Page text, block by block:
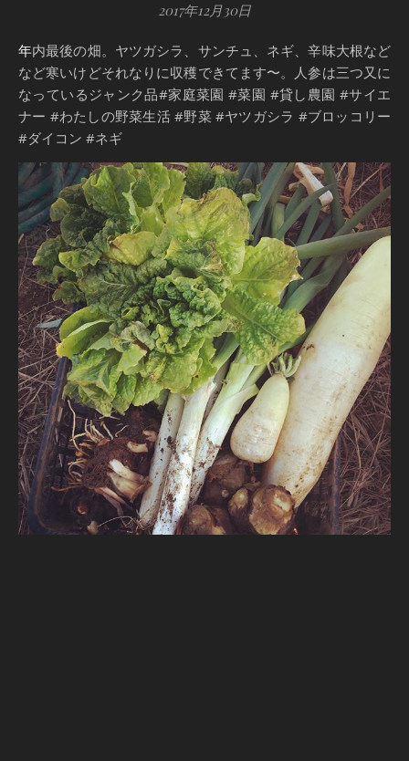
2017年12月30日
年内最後の畑。ヤツガシラ、サンチュ、ネギ、辛味大根など
など寒いけどそれなりに収穫できてます〜。人参は三つ又に
なっているジャンク品#家庭菜園 #菜園 #貸し農園 #サイエ
ナー #わたしの野菜生活 #野菜 #ヤツガシラ #ブロッコリー
#ダイコン #ネギ